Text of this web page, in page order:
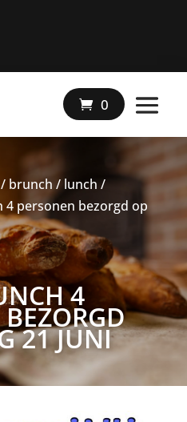
0
brunch / lunch/
personen bezorgd op
4
21 JUNI